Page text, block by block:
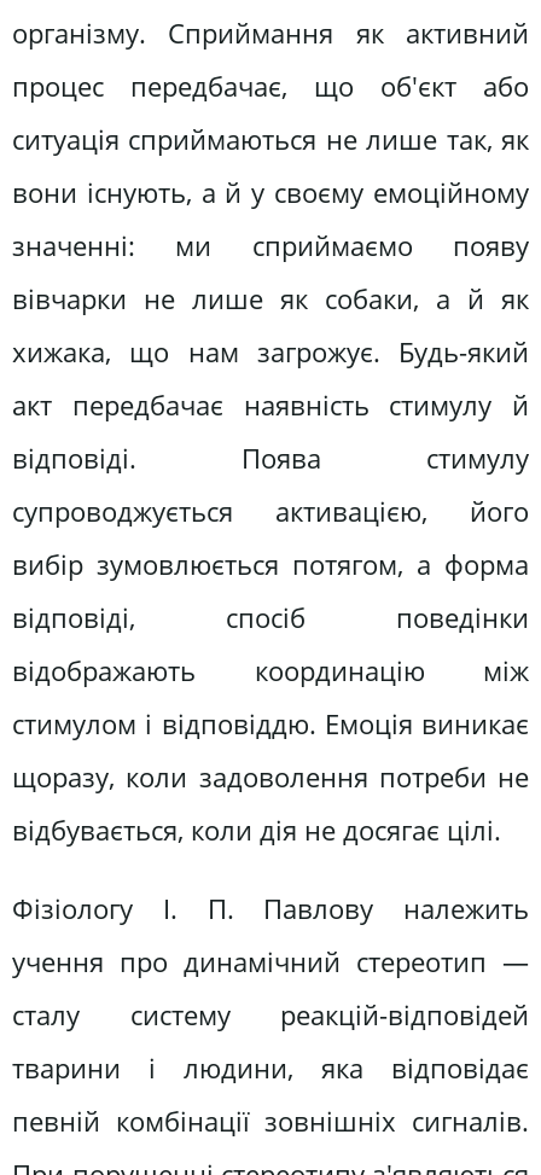
організму. Сприймання як активний
процес передбачає, що об'єкт або
ситуація сприймаються не лише так, як
вони існують, а й у своєму емоційному
значенні: ми сприймаємо появу
вівчарки не лише як собаки, а й як
хижака, що нам загрожує. Будь-який
акт передбачає наявність стимулу й
відповіді. Поява стимулу
супроводжується активацією, його
вибір зумовлюється потягом, а форма
відповіді, спосіб поведінки
відображають координацію між
стимулом і відповіддю. Емоція виникає
щоразу, коли задоволення потреби не
відбувається, коли дія не досягає цілі.
Фізіологу І. П. Павлову належить
учення про динамічний стереотип —
сталу систему реакцій-відповідей
тварини і людини, яка відповідає
певній комбінації зовнішніх сигналів.